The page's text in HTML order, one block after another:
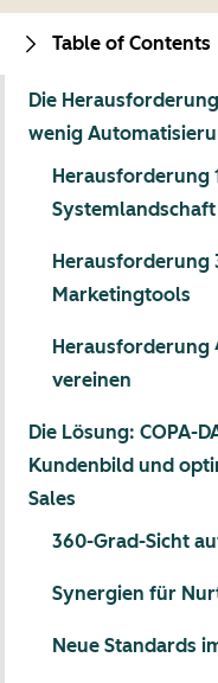
Table of Contents
Die
wenig
Herausforderung
Systemlandschaft
Herausforderung
Marketingtools
Herausforderung
vereinen
Die Lösung: COPA-
Kundenbild und
Sales
360-Grad-Sicht
Synergien für
Neue Standards